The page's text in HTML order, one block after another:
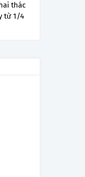
thác
từ 1/4